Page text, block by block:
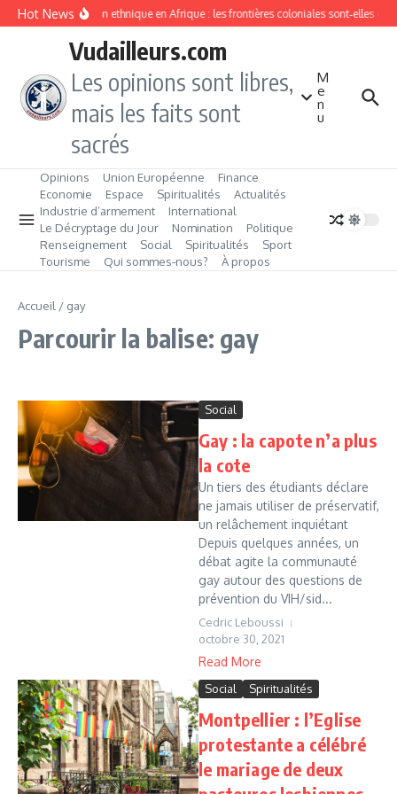
Aller au contenu
Hot NewsDivision ethnique en Afrique : les frontières coloniales sont‑elles
Vudailleurs.com
Les opinions sont libres,
mais les faits sont
sacrés
M
e
n
u
Opinions Union Européenne
Finance
Economie
Espace Spiritualités
Actualités
Industrie d’armement
International
Le Décryptage du Jour
Nomination
Politique
Renseignement
Social Spiritualités
Sport
Tourisme
Qui sommes‑nous? À propos
Accueil / gay
Parcourir la balise: gay
Social
Gay : la capote n’a plus
la cote
Un tiers des étudiants déclare
ne jamais utiliser de préservatif,
un relâchement inquiétant
Depuis quelques années, un
débat agite la communauté
gay autour des questions de
prévention du VIH/sid...
Cedric Leboussi
octobre 30, 2021
Read More
Social Spiritualités
Montpellier : l’Eglise
protestante a célébré
le mariage de deux